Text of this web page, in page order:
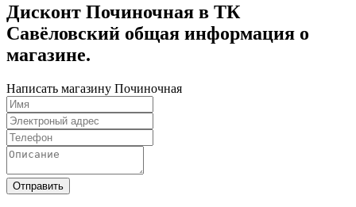
Дисконт Починочная в ТК
Савёловский общая информация о
магазине.
Написать магазину Починочная